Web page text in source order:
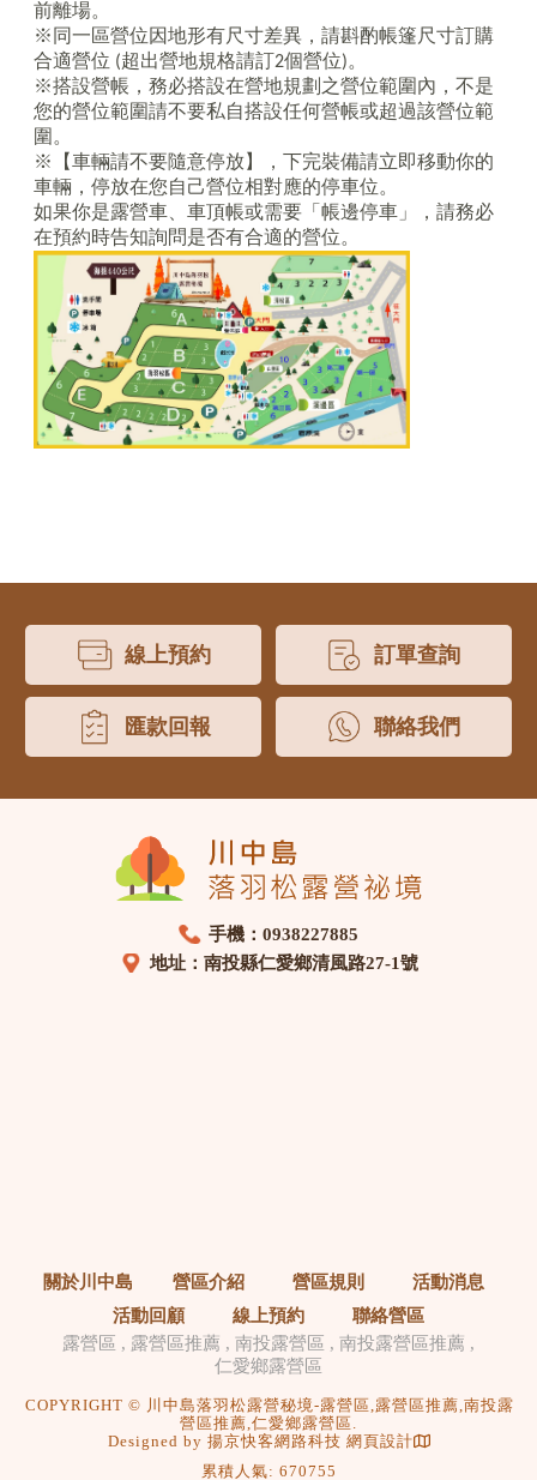
前離場。
※同一區營位因地形有尺寸差異，請斟酌帳篷尺寸訂購
合適營位 (超出營地規格請訂 2個營位)。
※搭設營帳，務必搭設在營地規劃之營位範圍內，不是
您的營位範圍請不要私自搭設任何營帳或超過該營位範
圍。
※【車輛請不要隨意停放】，下完裝備請立即移動你的
車輛，停放在您自己營位相對應的停車位。
如果你是露營車、車頂帳或需要「帳邊停車」，請務必
在預約時告知詢問是否有合適的營位。
線上預約 訂單查詢
匯款回報 聯絡我們
手機：0938227885
地址：南投縣仁愛鄉清風路27-1號
關於川中島 營區介紹 營區規則
活動消息
活動回顧
線上預約
聯絡營區
露營區
露營區推薦 南投露營區
南投露營區推薦
仁愛鄉露營區
COPYRIGHT © 川中島落羽松露營秘境-露營區,露營區推薦,南投露
營區推薦,仁愛鄉露營區.
Designed by 揚京快客網路科技 網頁設計
累積人氣: 670755